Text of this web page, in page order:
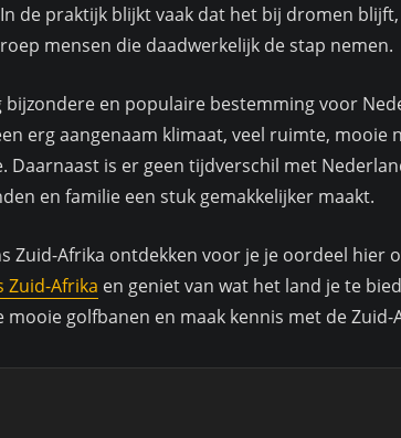
de praktijk blijkt vaak dat het bij dromen
mensen die daadwerkelijk de stap nemen.
bijzondere en populaire bestemming voor
erg aangenaam klimaat, veel ruimte, mooie
Daarnaast is er geen tijdverschil met
en familie een stuk gemakkelijker maakt.
Zuid-Afrika ontdekken voor je je oordeel hier
Zuid-Afrika en geniet van wat het land je te
mooie golfbanen en maak kennis met de